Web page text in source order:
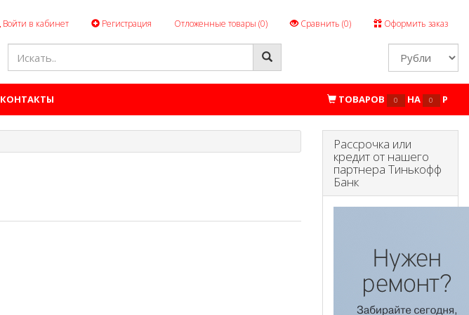
Войти в кабинет Регистрация Отложенные товары (0) Сравнить (0) Оформить заказ
КОНТАКТЫ ТОВАРОВ 0 НА 0 P
Рассрочка или
кредит от нашего
партнера Тинькофф
Банк